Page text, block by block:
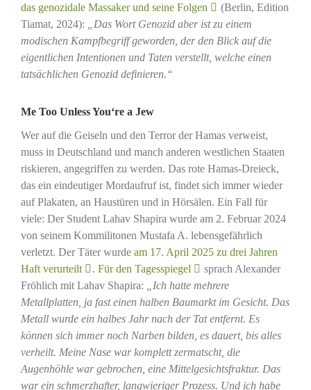
das genozidale Massaker und seine Folgen
(Berlin, Edition
Tiamat, 2024):
„Das Wort Genozid aber ist zu einem
modischen Kampfbegriff geworden, der den Blick auf die
eigentlichen Intentionen und Taten verstellt, welche einen
tatsächlichen Genozid definieren.“
Me Too Unless You‘re a Jew
Wer auf die Geiseln und den Terror der Hamas verweist,
muss in Deutschland und manch anderen westlichen Staaten
riskieren, angegriffen zu werden. Das rote Hamas-Dreieck,
das ein eindeutiger Mordaufruf ist, findet sich immer wieder
auf Plakaten, an Haustüren und in Hörsälen. Ein Fall für
viele: Der Student Lahav Shapira wurde am 2. Februar 2024
von seinem Kommilitonen Mustafa A. lebensgefährlich
verletzt. Der Täter wurde am 17. April 2025 zu drei Jahren
Haft verurteilt
. Für den Tagesspiegel
sprach Alexander
Fröhlich mit Lahav Shapira:
„Ich hatte mehrere
Metallplatten, ja fast einen halben Baumarkt im Gesicht. Das
Metall wurde ein halbes Jahr nach der Tat entfernt. Es
können sich immer noch Narben bilden, es dauert, bis alles
verheilt. Meine Nase war komplett zermatscht, die
Augenhöhle war gebrochen, eine Mittelgesichtsfraktur. Das
war ein schmerzhafter, langwieriger Prozess. Und ich habe